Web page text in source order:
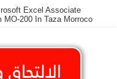
Excel Associate
200 In Taza Morroco